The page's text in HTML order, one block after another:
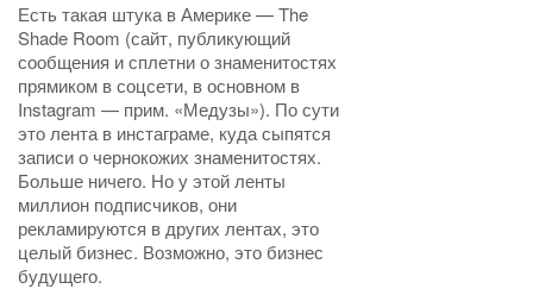
Есть такая штука в Америке — The
Shade Room (сайт, публикующий
сообщения и сплетни о знаменитостях
прямиком в соцсети, в основном в
Instagram — прим. «Медузы»). По сути
это лента в инстаграме, куда сыпятся
записи о чернокожих знаменитостях.
Больше ничего. Но у этой ленты
миллион подписчиков, они
рекламируются в других лентах, это
целый бизнес. Возможно, это бизнес
будущего.